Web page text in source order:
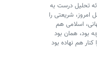
تحلیل درست به
امروز، شریعتی را
اسلامی هم
بود، همان بود
هم نهاده بود